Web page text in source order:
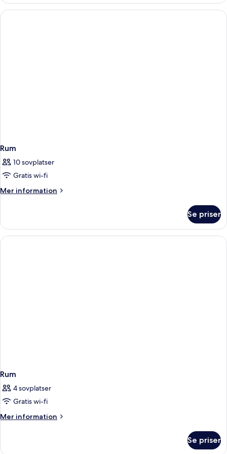
King
Rum
10 sovplatser
Gratis wi-fi
Mer information
Mer
Se priser
Rum
4 sovplatser
Gratis wi-fi
Mer information
Mer
Se priser